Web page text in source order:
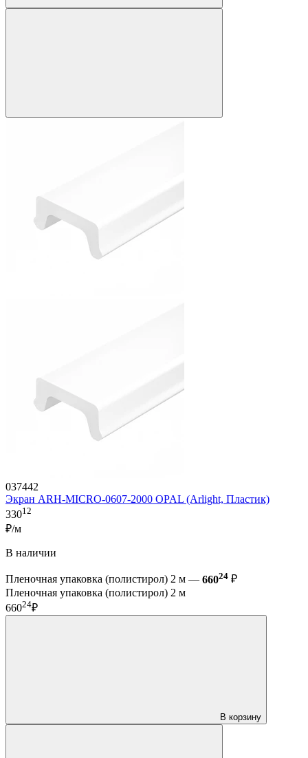
037442
Экран ARH-MICRO-0607-2000 OPAL (Arlight, Пластик)
33012
₽/м
В наличии
Пленочная упаковка (полистирол) 2 м — 66024 ₽
Пленочная упаковка (полистирол) 2 м
66024₽
В корзину